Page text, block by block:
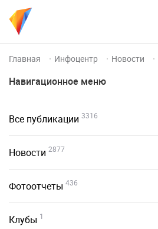
Главная Инфоцентр Новости
Навигационное меню
Все публикации 3316
Новости 2877
Фотоотчеты 436
Клубы 1